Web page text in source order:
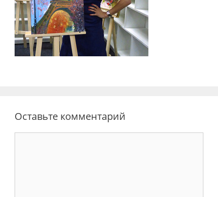
Оставьте комментарий